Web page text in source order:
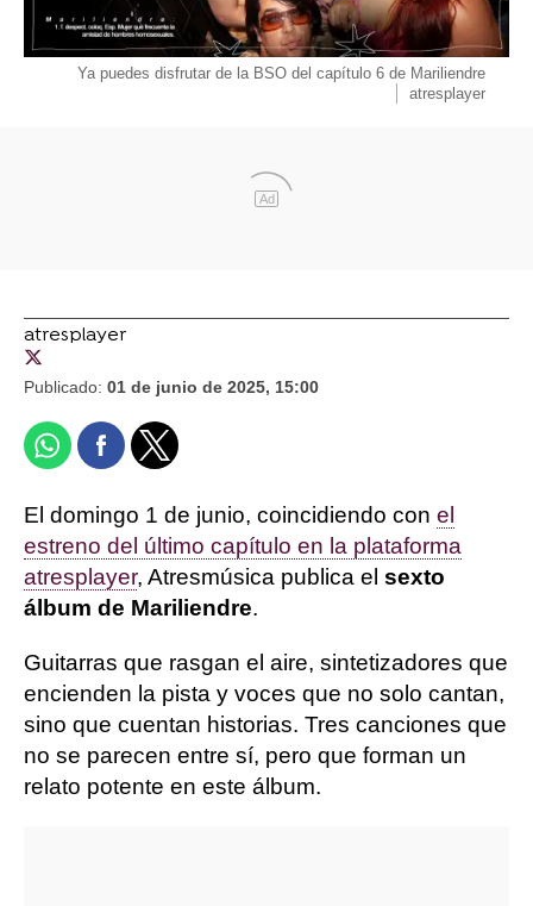
Ya puedes disfrutar de la BSO del capítulo 6 de Mariliendre
atresplayer
Ad
atresplayer
Publicado: 01 de junio de 2025, 15:00
El domingo 1 de junio, coincidiendo con el
estreno del último capítulo en la plataforma
atresplayer, Atresmúsica publica el sexto
álbum de Mariliendre.
Guitarras que rasgan el aire, sintetizadores que
encienden la pista y voces que no solo cantan,
sino que cuentan historias. Tres canciones que
no se parecen entre sí, pero que forman un
relato potente en este álbum.